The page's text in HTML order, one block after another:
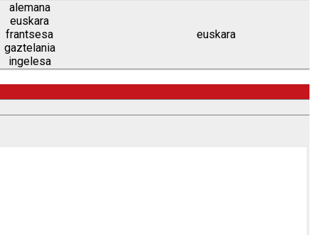
alemana
euskara
frantsesa
gaztelania
ingelesa
euskara